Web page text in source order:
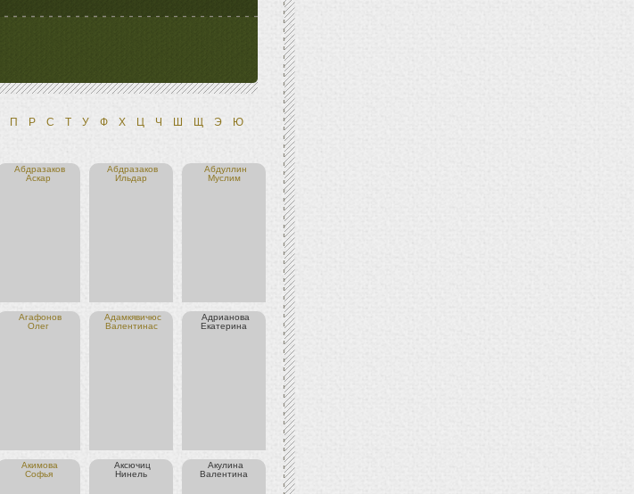
П Р С Т У Ф Х Ц Ч Ш Щ Э
Ю
Абдразаков
Аскар
Абдразаков
Ильдар
Абдуллин
Муслим
Агафонов
Олег
Адамкявичюс
Валентинас
Адрианова
Екатерина
Акимова
Софья
Аксючиц
Нинель
Акулина
Валентина